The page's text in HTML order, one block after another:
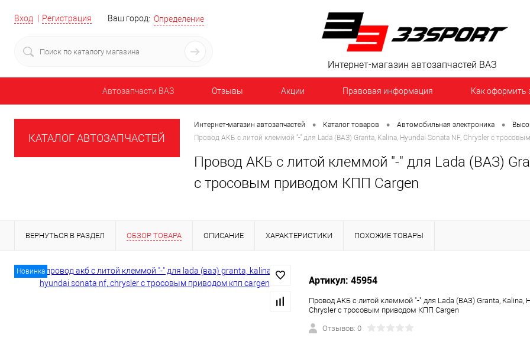
Вход Регистрация Ваш город: Определение
Интернет-магазин автозапчастей ВАЗ
Автозапчасти ВАЗ Отзывы Акции Правовая информация Как оформить
КАТАЛОГ АВТОЗАПЧАСТЕЙ
Интернет-магазин автозапчастей • Каталог товаров • Автомобильная электроника •
Провод АКБ с литой клеммой "-" для Lada (ВАЗ) Granta, Kalina, Hyundai Sonata NF, Chrysler с
Провод АКБ с литой клеммой "-" для Lada (ВАЗ)
с тросовым приводом КПП Cargen
ВЕРНУТЬСЯ В РАЗДЕЛ ОБЗОР ТОВАРА ОПИСАНИЕ ХАРАКТЕРИСТИКИ ПОХОЖИЕ ТОВАРЫ
Новинка
Артикул: 45954
Провод АКБ с литой клеммой "-" для Lada (ВАЗ) Granta, Kalina,
Chrysler с тросовым приводом КПП Cargen
Отзывов: 0